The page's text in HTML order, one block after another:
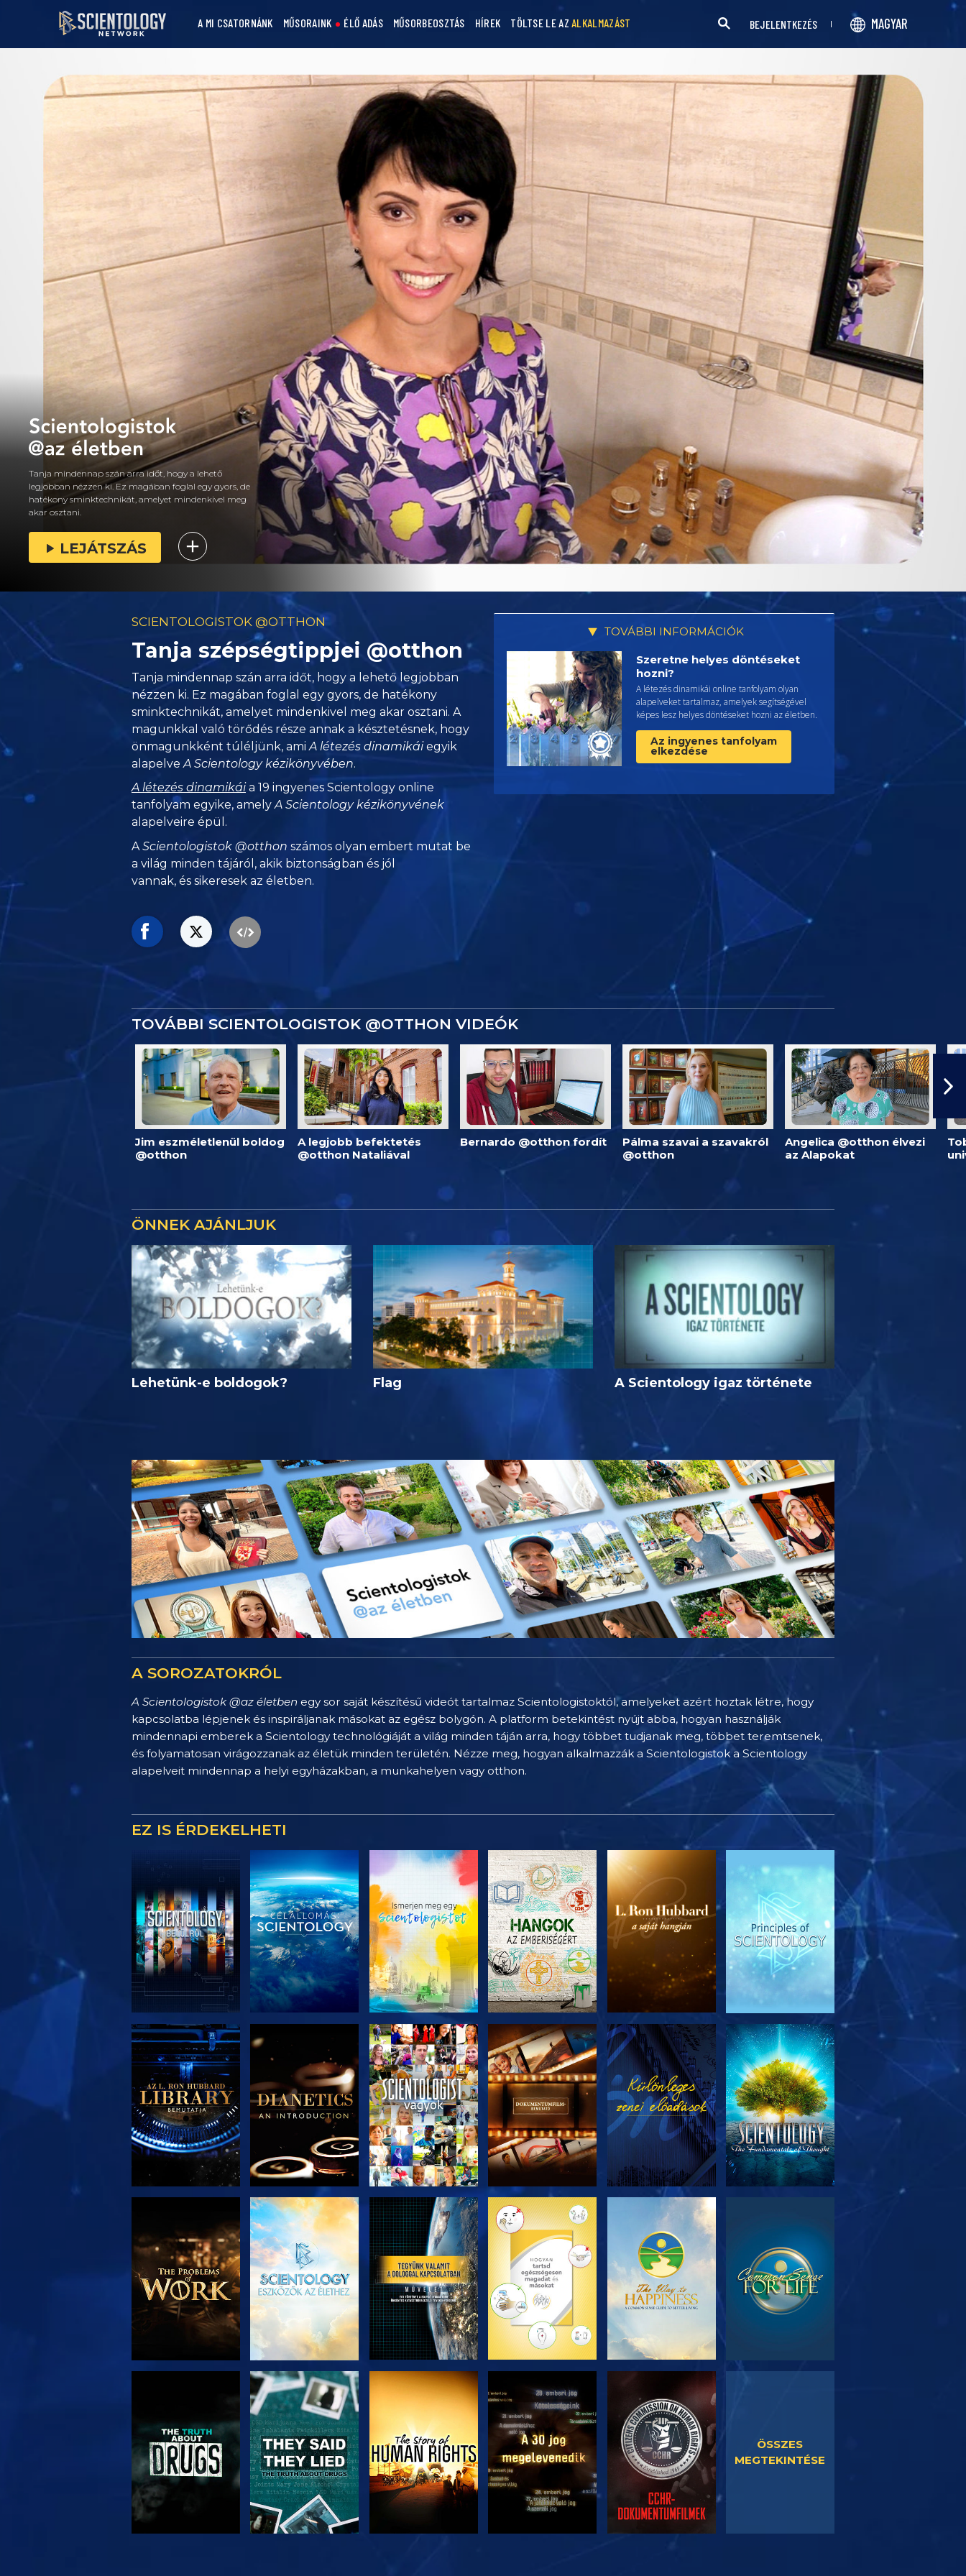
A MI CSATORNÁNK MŰSORAINK ÉLŐ ADÁS MŰSORBEOSZTÁS HÍREK TÖLTSE LE AZALKALMAZÁST BEJELENTKEZÉS MAGYAR
Tanja mindennap szán arra időt, hogy a lehető
legjobban nézzen ki. Ez magában foglal egy gyors, de
hatékony sminktechnikát, amelyet mindenkivel meg
akar osztani.
LEJÁTSZÁS
SCIENTOLOGISTOK @OTTHON
Tanja szépségtippjei @otthon
Tanja mindennap szán arra időt, hogy a lehető legjobban
nézzen ki. Ez magában foglal egy gyors, de hatékony
sminktechnikát, amelyet mindenkivel meg akar osztani. A
magunkkal való törődés része annak a késztetésnek, hogy
önmagunkként túléljünk, amiA létezés dinamikáiegyik
alapelveA Scientology kézikönyvében.
A létezés dinamikáia 19 ingyenes Scientology online
tanfolyam egyike, amelyA Scientology kézikönyvének
alapelveire épül.
AScientologistok @otthon számos olyan embert mutat be
a világ minden tájáról, akik biztonságban és jól
vannak, és sikeresek az életben.
TOVÁBBI INFORMÁCIÓK
Szeretne helyes döntéseket
hozni?
A létezés dinamikái online tanfolyam olyan
alapelveket tartalmaz, amelyek segítségével
képes lesz helyes döntéseket hozni az életben.
Az ingyenes tanfolyam
elkezdése
TOVÁBBI SCIENTOLOGISTOK @OTTHON VIDEÓK
Jim eszméletlenül boldog
@otthon
A legjobb befektetés
@otthon Nataliával
Bernardo @otthon fordít
Pálma szavai a szavakról
@otthon
Angelica @otthon élvezi
az Alapokat
ÖNNEK AJÁNLJUK
Lehetünk-e boldogok? Flag A Scientology igaz története
A SOROZATOKRÓL
A Scientologistok @az életben egy sor saját készítésű videót tartalmaz Scientologistoktól, amelyeket azért hoztak létre, hogy
kapcsolatba lépjenek és inspiráljanak másokat az egész bolygón. A platform betekintést nyújt abba, hogyan használják
mindennapi emberek a Scientology technológiáját a világ minden táján arra, hogy többet tudjanak meg, többet teremtsenek,
és folyamatosan virágozzanak az életük minden területén. Nézze meg, hogyan alkalmazzák a Scientologistok a Scientology
alapelveit mindennap a helyi egyházakban, a munkahelyen vagy otthon.
EZ IS ÉRDEKELHETI
A SOROZAT
RÉSZEI
A SOROZAT
RÉSZEI
A SOROZAT
RÉSZEI
A SOROZAT
RÉSZEI
A SOROZAT
RÉSZEI
MŰSORNÉZÉS
A SOROZAT
RÉSZEI
MŰSORNÉZÉS
A SOROZAT
RÉSZEI
A SOROZAT
RÉSZEI
A SOROZAT
RÉSZEI
MŰSORNÉZÉS MŰSORNÉZÉS MŰSORNÉZÉS MŰSORNÉZÉS
ÖSSZES
MEGTEKINTÉSE